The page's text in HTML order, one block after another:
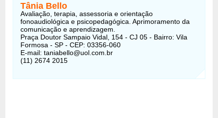
Tânia Bello
Avaliação, terapia, assessoria e orientação
fonoaudiológica e psicopedagógica. Aprimoramento da
comunicação e aprendizagem.
Praça Doutor Sampaio Vidal, 154 - CJ 05 - Bairro: Vila
Formosa - SP - CEP: 03356-060
E-mail: taniabello@uol.com.br
(11) 2674 2015